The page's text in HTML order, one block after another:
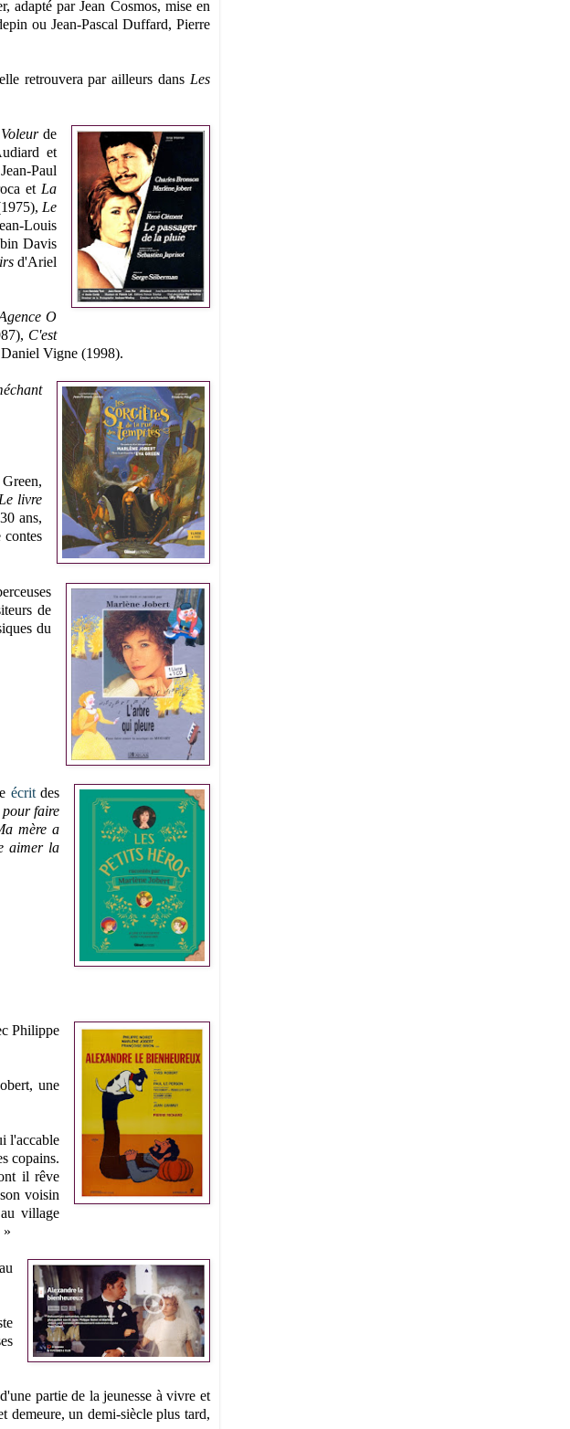
adapté par Jean Cosmos, mise en
ou Jean-Pascal Duffard, Pierre
retrouvera par ailleurs dans Les
de
et
Paul
et La
Le
Louis
Davis
d'Ariel
O
C'est
Vigne (1998).
Le livre
ans,
contes
de
du
écritdes
faire
mère a
aimer la
Philippe
une
l'accable
copains.
il rêve
voisin
village
»
partie de la jeunesse à vivre et
demeure, un demi-siècle plus tard,